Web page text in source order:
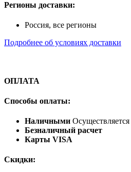
Регионы доставки:
Россия, все регионы
Подробнее об условиях доставки
ОПЛАТА
Способы оплаты:
Наличными
Безналичный расчет
Карты VISA
Скидки: